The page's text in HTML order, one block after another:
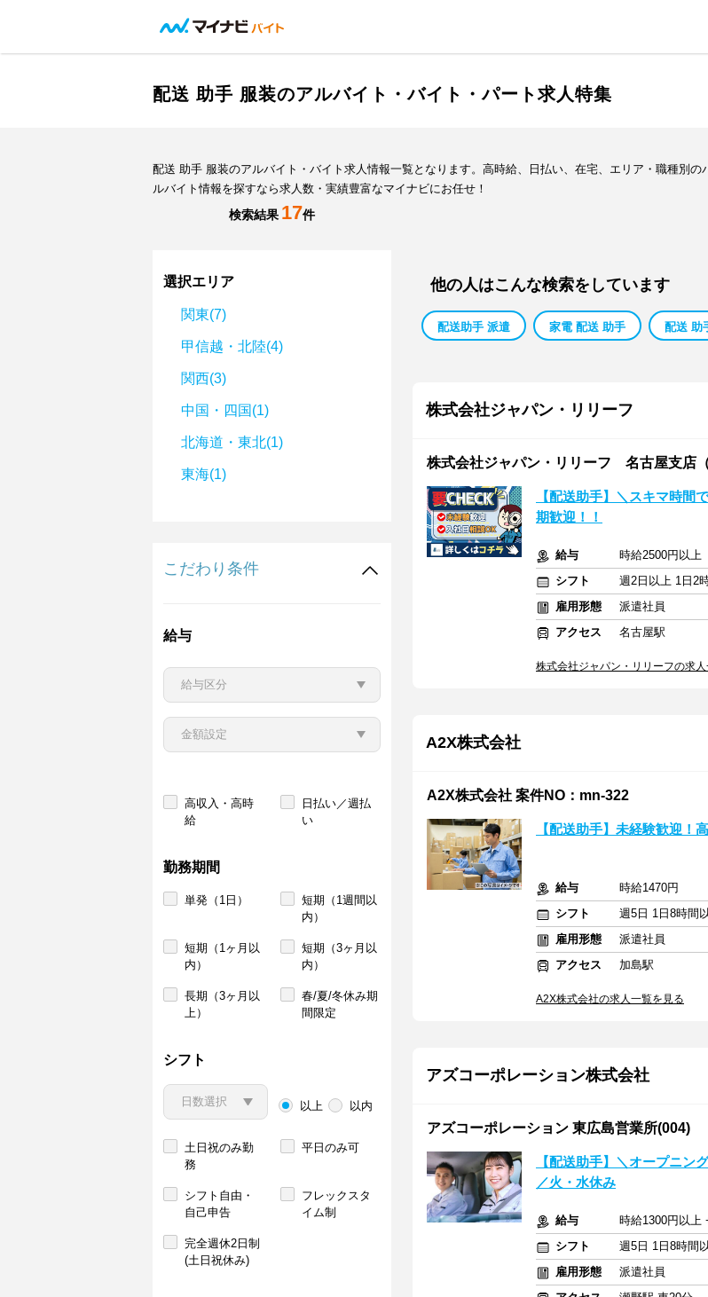
配送 助手 服装のアルバイト・バイト・パート求人特集
配送 助手 服装のアルバイト・バイト求人情報一覧となります。高時給、日払い、在宅、エリア・職種別
ルバイト情報を探すなら求人数・実績豊富なマイナビにお任せ！
検索結果 17件
選択エリア
関東(7)
甲信越・北陸(4)
関西(3)
中国・四国(1)
北海道・東北(1)
東海(1)
こだわり条件
給与
高収入・高時
給
日払い／週払
い
勤務期間
単発（1日）
短期（1週間以
内）
短期（1ヶ月以
内）
短期（3ヶ月以
内）
長期（3ヶ月以
上）
春/夏/冬休み期
間限定
シフト
以上 以内
土日祝のみ勤
務
平日のみ可
シフト自由・
自己申告
フレックスタ
イム制
完全週休2日制
(土日祝休み)
他の人はこんな検索をしています
配送助手 派遣 家電 配送 助手 配送 助
株式会社ジャパン・リリーフ
株式会社ジャパン・リリーフ 名古屋支店
【配送助手】＼スキマ時
期歓迎！！
給与
時給2500円以上
シフト
週2日以上 1日2
雇用形態
派遣社員
アクセス
名古屋駅
株式会社ジャパン・リリーフの求
A2X株式会社
A2X株式会社 案件NO：mn-322
【配送助手】未経験歓迎
給与
時給1470円
シフト
週5日 1日8時間
雇用形態
派遣社員
アクセス
加島駅
A2X株式会社の求人一覧を見る
アズコーポレーション株式会社
アズコーポレーション 東広島営業所(004)
【配送助手】＼オープニ
／火・水休み
給与
時給1300円以上
シフト
週5日 1日8時間
雇用形態
派遣社員